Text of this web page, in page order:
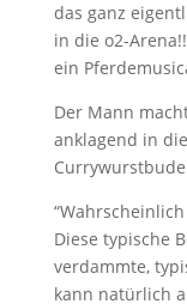
das ganz
in die o2-
ein
Der Mann
anklagend in
Diese typische
verdammte,
kann natürlich